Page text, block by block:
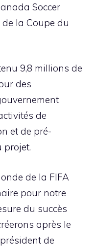
Soccer
la Coupe du
9,8 millions de
des
de
et de pré-
projet.
de la FIFA
pour notre
du succès
après le
de